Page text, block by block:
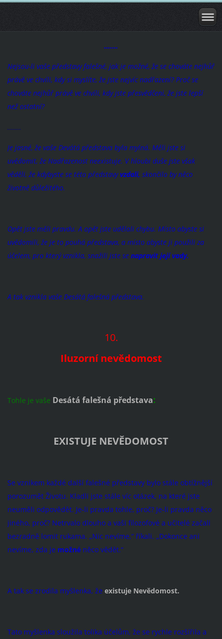
.......
Nejsou-li vaše představy falešné, jak je možné, že se chováte nejhůř
právě ve chvíli, kdy si myslíte, že jste nejvíc nadřazení? Proč se
chováte nejhůř právě ve chvíli, kdy jste přesvědčeni, že jste lepší
než ostatní?
.......
Je jasné, že vaše Devátá představa byla mylná. Měli jste si
uvědomit, že Nadřazenost neexistuje. V hloubi duše jste však
věděli, že kdybyste se této představyvzdali, skončilo by něco
životně důležitého.
Opět jste měli pravdu. A opět jste udělali chybu. Místo abyste si
uvědomili, že je to pouhá představa, a místo abyste ji použili za
účelem, pro který vznikla, snažili jste se napravit její vady.
A tak vznikla vaše Desátá falešná představa.
10.
Iluzorní nevědomost
Tohle je vaše Desátá falešná představa:
EXISTUJE NEVĚDOMOST
Se vznikem každé další falešné představy bylo stále obtížnější
porozumět Životu. Kladli jste stále víc otázek, na které jste
neuměli odpovědět. Je-li pravda tohle, proč? Je-li pravda něco
jiného, proč? Netrvalo dlouho a vaši filozofové a učitelé začali
bezradně lomit rukama. „Nic nevíme,“ říkali. „Dokonce ani
nevíme, zda je možnéněco vědět.“
A tak se zrodila myšlenka, že existuje Nevědo­most.
Tato myšlenka sloužila tolika účelům, že se rychle rozšířila a